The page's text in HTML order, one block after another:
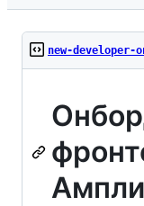
new-developer-